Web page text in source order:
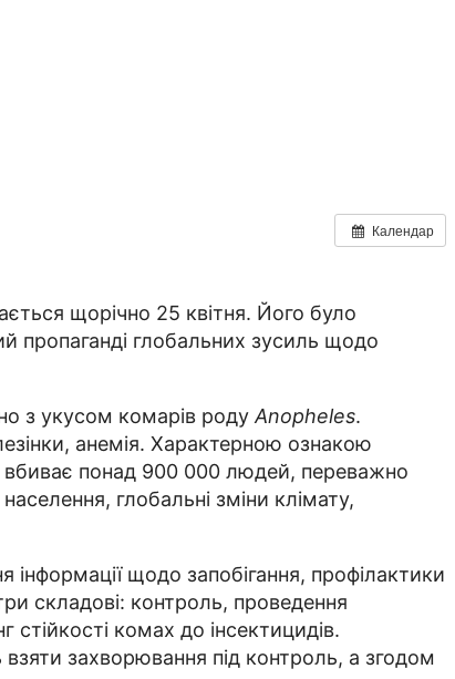
Календар
щорічно 25 квітня. Його було
пропаганді глобальних зусиль щодо
з укусом комарів родуAnopheles.
анемія. Характерною ознакою
вбиває понад 900 000 людей, переважно
глобальні зміни клімату,
щодо запобігання, профілактики
складові: контроль, проведення
комах до інсектицидів.
захворювання під контроль, а згодом